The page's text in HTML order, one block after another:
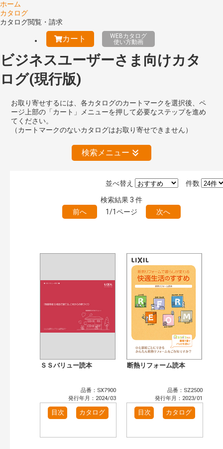
ホーム
カタログ
カタログ閲覧・請求
カート
WEBカタログ
使い方動画
ビジネスユーザーさま向けカタ
ログ(現行版)
お取り寄せするには、各カタログのカートマークを選択後、ペ
ージ上部の「カート」メニューを押して必要なステップを進め
てください。
（カートマークのないカタログはお取り寄せできません）
検索メニュー
絞り込みの解除
キーワード検索（あいまい）
目次も検索 検 索
まずはここから（3）
リフォームおすすめ（4）
補助金・優遇制度を知る（2）
カテゴリー
玄関ドア・引戸（7）
インテリア建材（7）
エクステリア（3）
小型電気温水器（1）
水栓金具（3）
太陽光発電・屋根・外壁（1）
発行年で検索
件数
並べ替え
検索結果3 件
前へ
1/1ページ 次へ
ＳＳバリュー読本
品番：SX7900
発行年月：2024/03
目次 カタログ
断熱リフォーム読本
品番：SZ2500
発行年月：2023/01
目次 カタログ